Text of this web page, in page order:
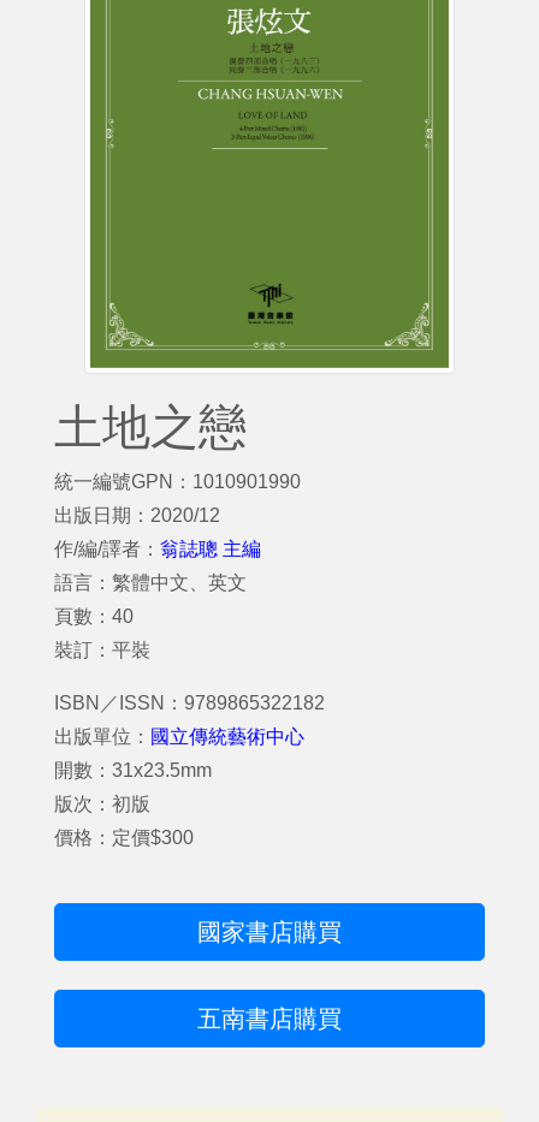
土地之戀
統一編號GPN：1010901990
出版日期：2020/12
作/編/譯者： 翁誌聰 主編
語言：繁體中文、英文
頁數：40
裝訂：平裝
ISBN／ISSN：9789865322182
出版單位： 國立傳統藝術中心
開數：31x23.5mm
版次：初版
價格：定價$300
國家書店購買
五南書店購買